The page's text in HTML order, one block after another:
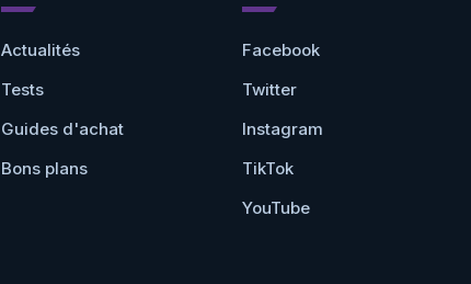
Actualités
Tests
Guides d'achat
Bons plans
Facebook
Twitter
Instagram
TikTok
YouTube